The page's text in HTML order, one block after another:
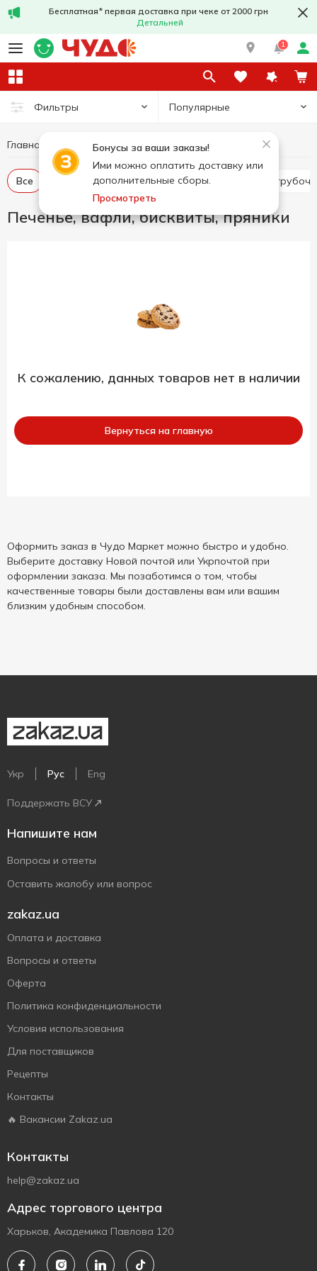
Бесплатная* первая доставка при чеке от 2000 грн
Детальней
1
Фильтры Популярные
Бонусы за ваши заказы!
Ими можно оплатить доставку или
дополнительные сборы.
Просмотреть
Главная Сладости
Все Печенье Вафельные торты,
Печенье, вафли, бисквиты, пряники
К сожалению, данных товаров нет в наличии
Вернуться на главную
Оформить заказ в Чудо Маркет можно быстро и удобно.
Выберите доставку Новой почтой или Укрпочтой при
оформлении заказа. Мы позаботимся о том, чтобы
качественные товары были доставлены вам или вашим
близким удобным способом.
Укр Рус Eng
Поддержать ВСУ
Напишите нам
Вопросы и ответы
Оставить жалобу или вопрос
zakaz.ua
Оплата и доставка
Вопросы и ответы
Оферта
Политика конфиденциальности
Условия использования
Для поставщиков
Рецепты
Контакты
🔥 Вакансии Zakaz.ua
Контакты
help@zakaz.ua
Адрес торгового центра
Харьков, Академика Павлова 120